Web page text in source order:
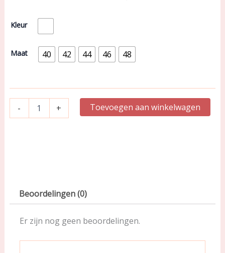
Kleur
Maat 40 42 44 46 48
-
Pastunette
Premium
Pyama
|
121252-
232-
+ Toevoegen aan winkelwagen
Beoordelingen (0)
Er zijn nog geen beoordelingen.